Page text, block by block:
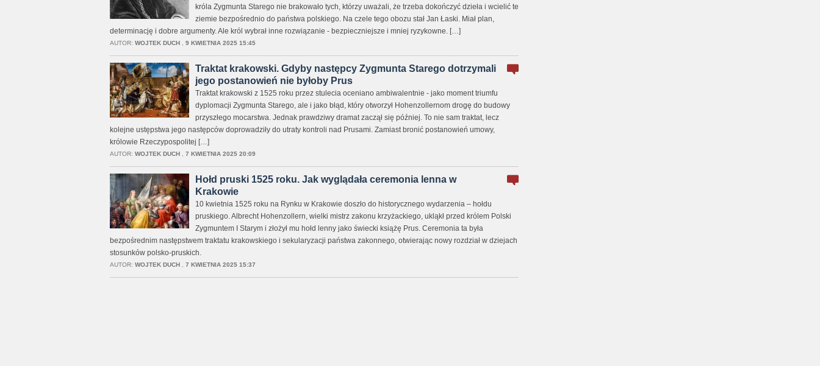
króla Zygmunta Starego nie brakowało tych, którzy uważali, że trzeba dokończyć dzieła i wcielić te
ziemie bezpośrednio do państwa polskiego. Na czele tego obozu stał Jan Łaski. Miał plan,
determinację i dobre argumenty. Ale król wybrał inne rozwiązanie - bezpieczniejsze i mniej ryzykowne. […]
AUTOR: WOJTEK DUCH, 9 KWIETNIA 2025 15:45
Traktat krakowski. Gdyby następcy Zygmunta Starego dotrzymali
jego postanowień nie byłoby Prus
Traktat krakowski z 1525 roku przez stulecia oceniano ambiwalentnie - jako moment triumfu
dyplomacji Zygmunta Starego, ale i jako błąd, który otworzył Hohenzollernom drogę do budowy
przyszłego mocarstwa. Jednak prawdziwy dramat zaczął się później. To nie sam traktat, lecz
kolejne ustępstwa jego następców doprowadziły do utraty kontroli nad Prusami. Zamiast bronić postanowień umowy,
królowie Rzeczypospolitej […]
AUTOR: WOJTEK DUCH, 7 KWIETNIA 2025 20:09
Hołd pruski 1525 roku. Jak wyglądała ceremonia lenna w
Krakowie
10 kwietnia 1525 roku na Rynku w Krakowie doszło do historycznego wydarzenia – hołdu
pruskiego. Albrecht Hohenzollern, wielki mistrz zakonu krzyżackiego, ukląkł przed królem Polski
Zygmuntem I Starym i złożył mu hołd lenny jako świecki książę Prus. Ceremonia ta była
bezpośrednim następstwem traktatu krakowskiego i sekularyzacji państwa zakonnego, otwierając nowy rozdział w dziejach
stosunków polsko-pruskich.
AUTOR: WOJTEK DUCH, 7 KWIETNIA 2025 15:37